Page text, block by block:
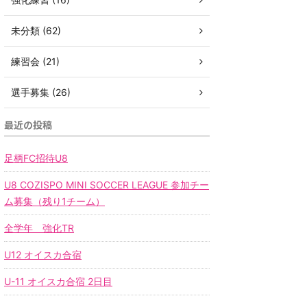
未分類 (62)
練習会 (21)
選手募集 (26)
最近の投稿
足柄FC招待U8
U8 COZISPO MINI SOCCER LEAGUE 参加チー
ム募集（残り1チーム）
全学年 強化TR
U12 オイスカ合宿
U-11 オイスカ合宿 2日目